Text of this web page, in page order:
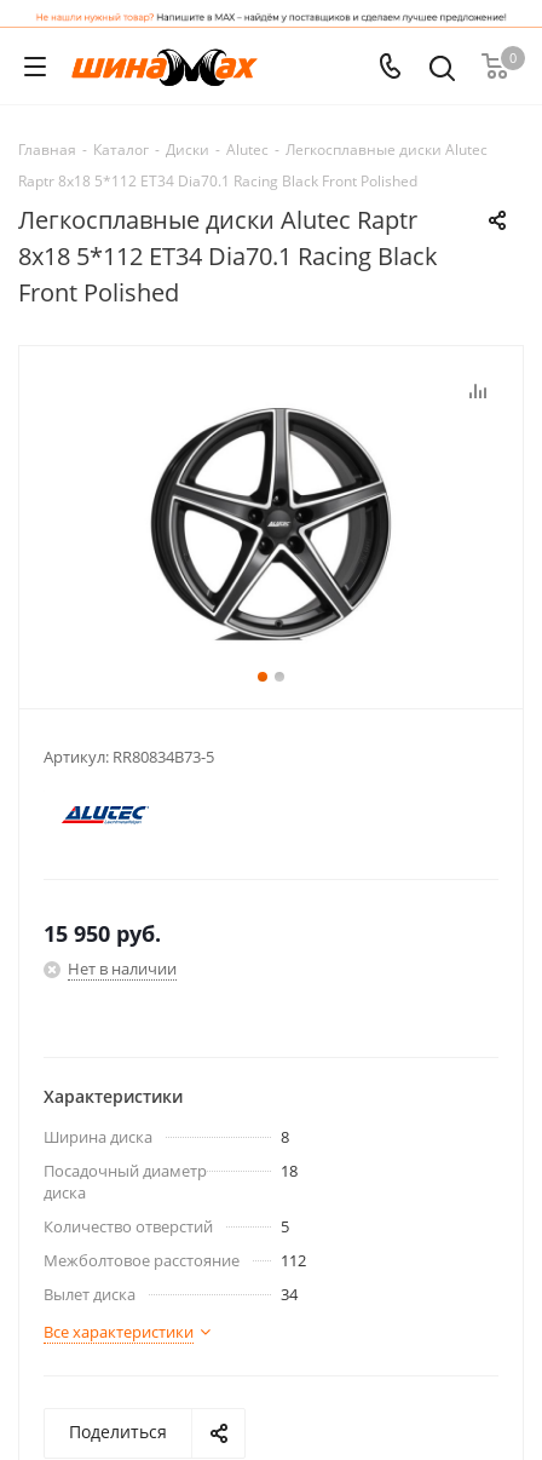
0
Главная - Каталог - Диски - Alutec - Легкосплавные диски Alutec
Raptr 8x18 5*112 ET34 Dia70.1 Racing Black Front Polished
Легкосплавные диски Alutec Raptr
8x18 5*112 ET34 Dia70.1 Racing Black
Front Polished
Артикул: RR80834B73-5
15 950 руб.
Нет в наличии
Характеристики
Ширина диска
8
Посадочный диаметр
диска
18
Количество отверстий
5
Межболтовое расстояние
112
Вылет диска
34
Все характеристики
Поделиться